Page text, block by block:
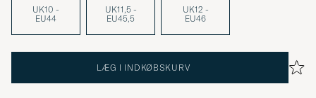
UK10 -
EU44
UK11,5 -
EU45,5
UK12 -
EU46
LÆG I INDKØBSKURV